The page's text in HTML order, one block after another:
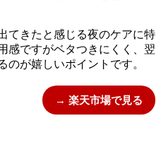
てきたと感じる夜のケアに特
感ですがベタつきにくく、翌
のが嬉しいポイントです。
→ 楽天市場で見る